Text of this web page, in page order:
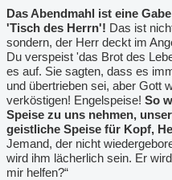
Das Abendmahl ist eine
'Tisch des Herrn'! Das ist
sondern, der Herr deckt im
Du verspeist 'das Brot des
es auf. Sie sagten, dass es
und übertrieben sei, aber Gott
verköstigen! Engelspeise! So
Speise zu uns nehmen,
geistliche Speise für Kopf,
Jemand, der nicht
wird ihm lächerlich sein. Er
mir helfen?“